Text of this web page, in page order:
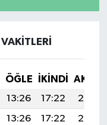
ÖĞLE İKINDI
13:26 17:22
20:46
13:26 17:22
20:45